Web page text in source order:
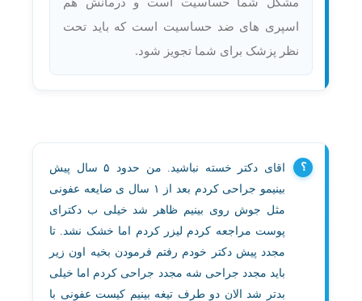
اسپری های ضد حساسیت است که باید تحت
نظر پزشک برای شما تجویز شود.
اقای دکتر خسته نباشید. من حدود ۵ سال پیش
بینیمو جراحی کردم بعد از ۱ سال ی ضایعه عفونی
مثل جوش روی بینیم ظاهر شد خیلی ب دکترای
پوست مراجعه کردم لیزر کردم اما خشک نشد. تا
مجدد پیش دکتر خودم رفتم فرمودن بخیه اون زیر
باید مجدد جراحی شه مجدد جراحی کردم اما خیلی
بدتر شد الان دو طرف تیغه بینیم کیست عفونی با